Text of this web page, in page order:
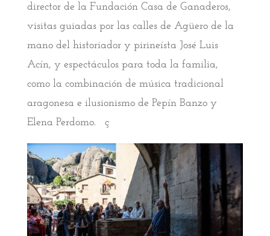
director de la Fundación Casa de Ganaderos,
visitas guiadas por las calles de Agüero de la
mano del historiador y pirineísta José Luis
Acín, y espectáculos para toda la familia,
como la combinación de música tradicional
aragonesa e ilusionismo de Pepín Banzo y
Elena Perdomo. ç